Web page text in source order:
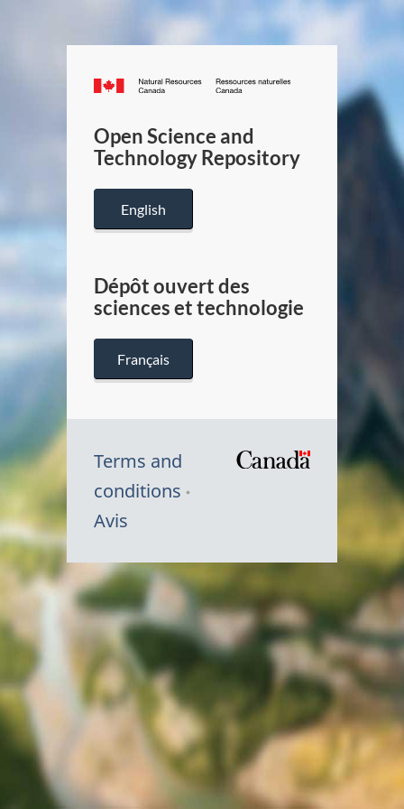
Canada.ca
/
Canada
Open Science and
Technology Repository
English
Dépôt ouvert des
sciences et technologie
Français
Terms and
conditions
Avis
Canada